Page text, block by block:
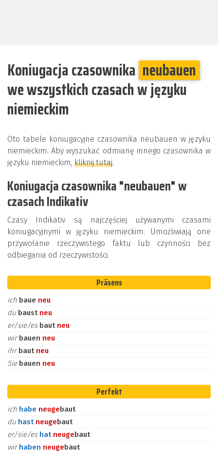
Koniugacja czasownika neubauen
we wszystkich czasach w języku
niemieckim
Oto tabele koniugacyjne czasownika neubauen w języku
niemieckim. Aby wyszukać odmianę innego czasownika w
języku niemieckim, kliknij tutaj.
Koniugacja czasownika "neubauen" w
czasach Indikativ
Czasy Indikativ są najczęściej używanymi czasami
koniugacyjnymi w języku niemieckim. Umożliwiają one
przywołanie rzeczywistego faktu lub czynności bez
odbiegania od rzeczywistości.
Präsens
ich baue neu
du baust neu
er/sie/es baut neu
wirbauen neu
ihrbaut neu
Sie bauen neu
Perfekt
ich habe neugebaut
du hast neugebaut
er/sie/es hat neugebaut
wirhaben neugebaut